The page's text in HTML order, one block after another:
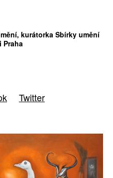
kurátorka Sbírky umění
Praha
Twitter